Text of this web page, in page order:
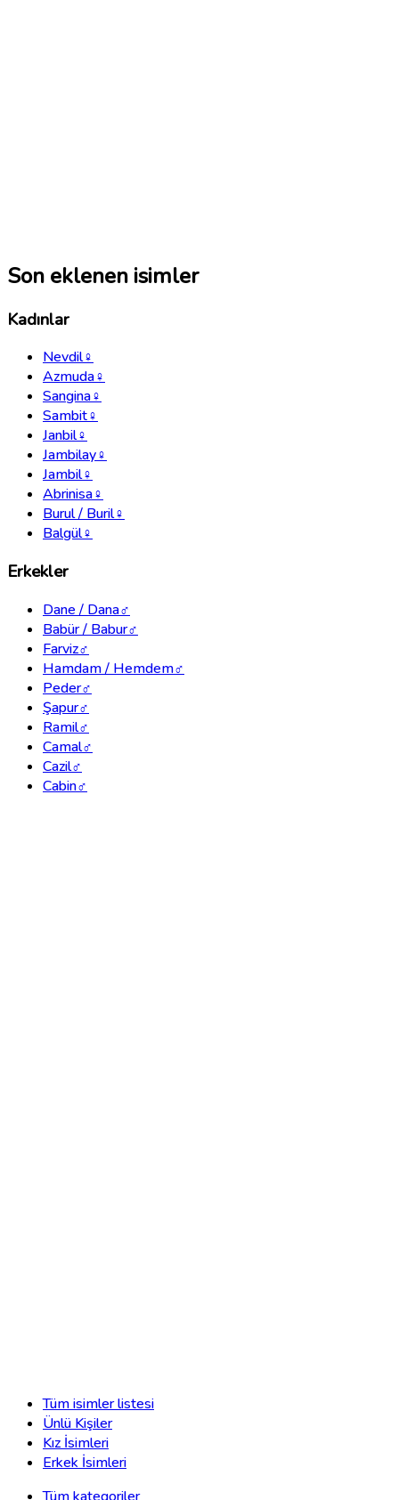
Son eklenen isimler
Kadınlar
Nevdil♀
Azmuda♀
Sangina♀
Sambit♀
Janbil♀
Jambilay♀
Jambil♀
Abrinisa♀
Burul / Buril♀
Balgül♀
Erkekler
Dane / Dana♂
Babür / Babur♂
Farviz♂
Hamdam / Hemdem♂
Peder♂
Şapur♂
Ramil♂
Camal♂
Cazil♂
Cabin♂
Tüm isimler listesi
Ünlü Kişiler
Kız İsimleri
Erkek İsimleri